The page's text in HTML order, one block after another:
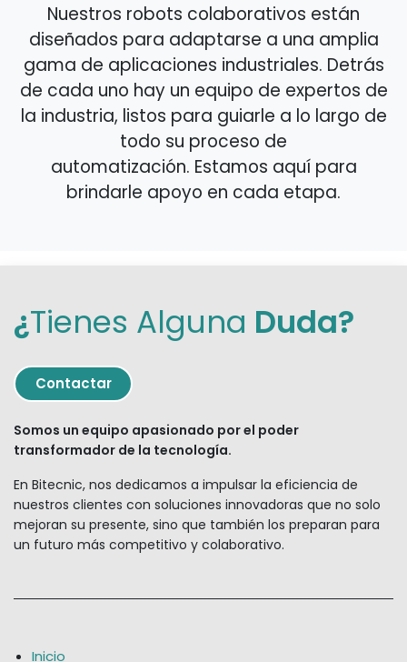
Nuestros robots colaborativos están
diseñados para adaptarse a una amplia
gama de aplicaciones industriales. Detrás
de cada uno hay un equipo de expertos de
la industria, listos para guiarle a lo largo de
todo su proceso de
automatización. Estamos aquí para
brindarle apoyo en cada etapa.
¿Tienes Alguna Duda?
Contactar
Somos un equipo apasionado por el poder
transformador de la tecnología.
En Bitecnic, nos dedicamos a impulsar la eficiencia de
nuestros clientes con soluciones innovadoras que no solo
mejoran su presente, sino que también los preparan para
un futuro más competitivo y colaborativo.
Inicio